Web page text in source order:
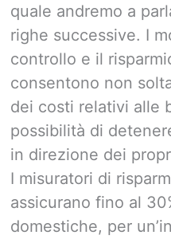
quale andremo a
righe successive. I
controllo e il
consentono non
dei costi relativi alle
possibilità di
in direzione dei
I misuratori di
assicurano fino al
domestiche, per